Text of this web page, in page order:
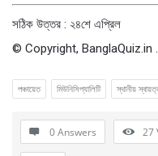
সঠিক উত্তর : ২৪শে এপ্রিল
© Copyright, BanglaQuiz.in
পঞ্চায়েত মিউনিসিপ্যালিটি স্থানীয়
0 Answers 27